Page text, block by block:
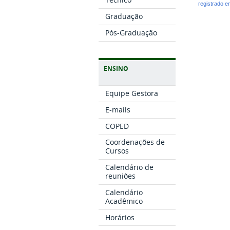
Graduação
Pós-Graduação
ENSINO
Equipe Gestora
E-mails
COPED
Coordenações de
Cursos
Calendário de
reuniões
Calendário
Acadêmico
Horários
registrado